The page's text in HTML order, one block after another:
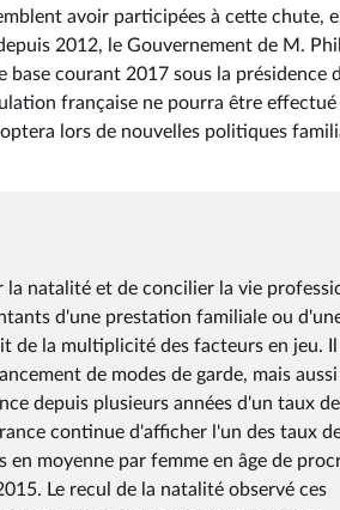
avoir participées à cette chute,
2012, le Gouvernement de M.
courant 2017 sous la présidence
française ne pourra être
lors de nouvelles politiques
natalité et de concilier la vie
d'une prestation familiale ou
de la multiplicité des facteurs en jeu.
de modes de garde, mais aussi
depuis plusieurs années d'un taux de
continue d'afficher l'un des taux
moyenne par femme en âge de
Le recul de la natalité observé ces